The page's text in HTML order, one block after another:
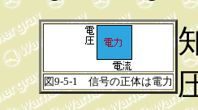
図9-5-1 信号の正体は電力